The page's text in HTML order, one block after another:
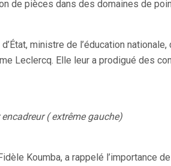
de pièces dans des domaines de
ministre de l’éducation nationale,
Leclercq. Elle leur a prodigué des
( extrême gauche)
Koumba, a rappelé l’importance